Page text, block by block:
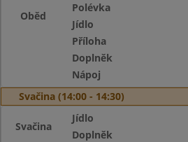
Oběd
Polévka
Jídlo
Příloha
Doplněk
Nápoj
Svačina (14:00 - 14:30)
Svačina
Jídlo
Doplněk